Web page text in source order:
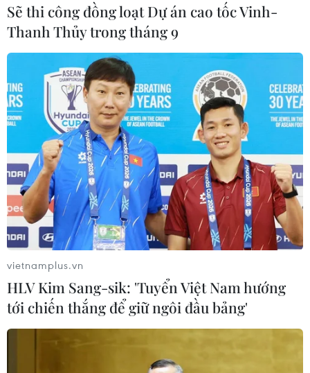
Sẽ thi công đồng loạt Dự án cao tốc Vinh-
Thanh Thủy trong tháng 9
vietnamplus.vn
HLV Kim Sang-sik: 'Tuyển Việt Nam hướng
tới chiến thắng để giữ ngôi đầu bảng'